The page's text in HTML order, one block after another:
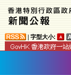
字型大小: